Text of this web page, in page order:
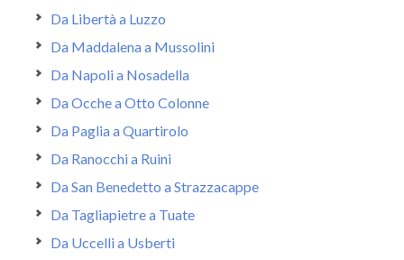
Da Libertà a Luzzo
Da Maddalena a Mussolini
Da Napoli a Nosadella
Da Ocche a Otto Colonne
Da Paglia a Quartirolo
Da Ranocchi a Ruini
Da San Benedetto a Strazzacappe
Da Tagliapietre a Tuate
Da Uccelli a Usberti